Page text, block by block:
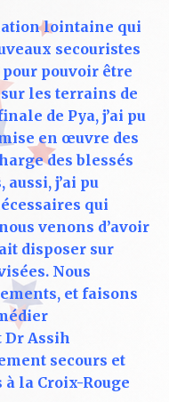
lointaine qui
secouristes
pouvoir être
les terrains de
de Pya, j’ai pu
en œuvre des
des blessés
j’ai pu
qui
venons d’avoir
disposer sur
Nous
et faisons
Dr Assih
secours et
la Croix-Rouge